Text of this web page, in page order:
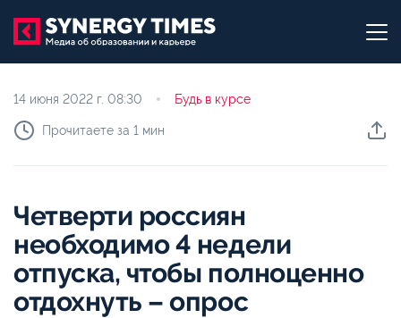
14 июня 2022 г. 08:30 Будь в курсе
Прочитаете за 1 мин
Четверти россиян
необходимо 4 недели
отпуска, чтобы полноценно
отдохнуть – опрос